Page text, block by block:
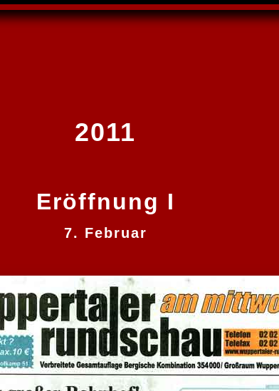
2011
Eröffnung I
7. Februar